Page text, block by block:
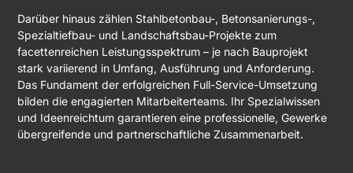
Darüber hinaus zählen Stahlbetonbau-, Betonsanierungs-,
Spezialtiefbau- und Landschaftsbau-Projekte zum
facettenreichen Leistungsspektrum – je nach Bauprojekt
stark variierend in Umfang, Ausführung und Anforderung.
Das Fundament der erfolgreichen Full-Service-Umsetzung
bilden die engagierten Mitarbeiterteams. Ihr Spezialwissen
und Ideenreichtum garantieren eine professionelle, Gewerke
übergreifende und partnerschaftliche Zusammenarbeit.